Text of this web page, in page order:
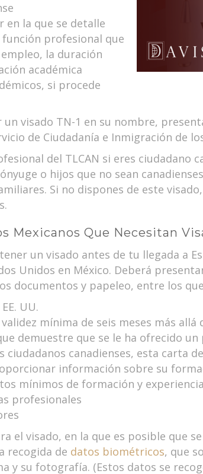
en la que se detalle
profesional que
la duración
académica
si procede
visado TN-1 en su nombre,
de Ciudadanía e Inmigración de
del TLCAN si eres ciudadano
o hijos que no sean
Si no dispones de este
Mexicanos Que Necesitan
un visado antes de tu llegada a
Unidos en México. Deberá
documentos y papeleo, entre los
UU.
mínima de seis meses más allá
demuestre que se le ha ofrecido un
ciudadanos canadienses, esta carta
información sobre su
mínimos de formación y
profesionales
el visado, en la que es posible que
recogida de datos biométricos, que
y su fotografía. (Estos datos se